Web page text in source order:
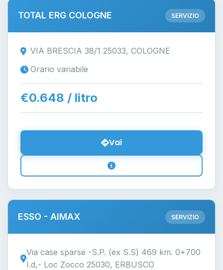
TOTAL ERG COLOGNE SERVIZIO
VIA BRESCIA 38/1 25033, COLOGNE
Orario variabile
€0.648 / litro
Vai
ESSO - AIMAX SERVIZIO
Via case sparse -S.P. (ex S.S) 469 km. 0+700
I.d,- Loc Zocco 25030, ERBUSCO